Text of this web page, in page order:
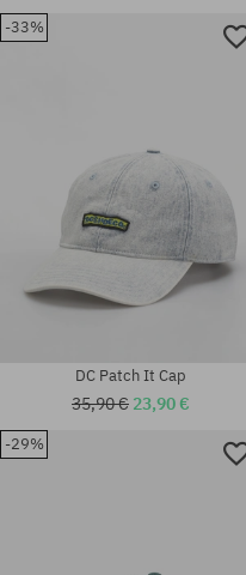
-33%
DC Patch It Cap
35,90 € 23,90 €
-29%